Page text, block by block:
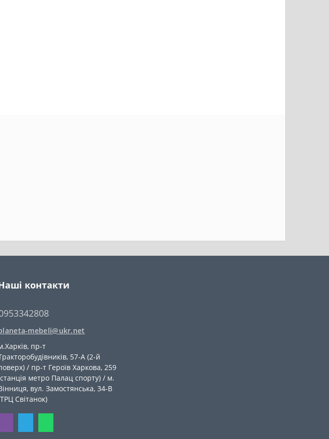
контакти
mebeli@ukr.net
пр-т
57-А (2-й
/ пр-т Героїв Харкова, 259
метро Палац спорту) / м.
вул. Замостянська, 34-В
Світанок)